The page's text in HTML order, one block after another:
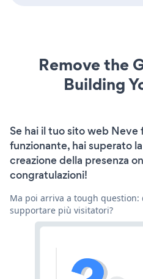
Remove the
Building
Se hai il tuo sito web
funzionante, hai superato
creazione della presenza
congratulazioni!
Ma poi arriva a tough
supportare più visitatori?